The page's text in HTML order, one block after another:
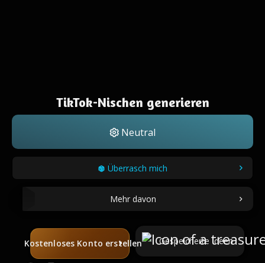
TikTok-Nischen generieren
Neutral
Überrasch mich
Mehr davon
Kostenloses Konto erstellen Gespeicherte Ideen